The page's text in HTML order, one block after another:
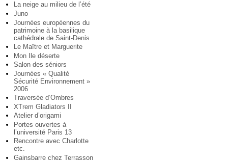
La neige au milieu de l’été
Juno
Journées européennes du
patrimoine à la basilique
cathédrale de Saint-Denis
Le Maître et Marguerite
Mon Ile déserte
Salon des séniors
Journées « Qualité
Sécurité Environnement »
2006
Traversée d’Ombres
XTrem Gladiators II
Atelier d’origami
Portes ouvertes à
l’université Paris 13
Rencontre avec Charlotte
etc.
Gainsbarre chez Terrasson